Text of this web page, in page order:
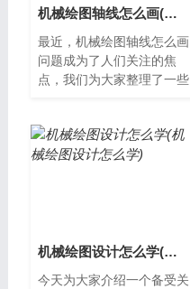
机械绘图轴线怎么画(机械制图画轴)
最近，机械绘图轴线怎么画
问题成为了人们关注的焦
点，我们为大家整理了一些
吧。什么是机...
机械绘图设计怎么学(机械绘图设计怎么学)
今天为大家介绍一个备受关